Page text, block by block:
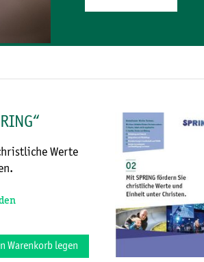
Werte
Warenkorb legen